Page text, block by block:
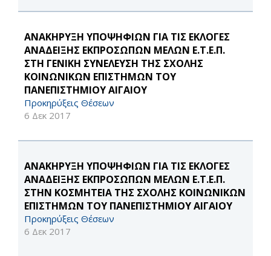
ΑΝΑΚΗΡΥΞΗ ΥΠΟΨΗΦΙΩΝ ΓΙΑ ΤΙΣ ΕΚΛΟΓΕΣ
ΑΝΑΔΕΙΞΗΣ ΕΚΠΡΟΣΩΠΩΝ ΜΕΛΩΝ Ε.Τ.Ε.Π.
ΣΤΗ ΓΕΝΙΚΗ ΣΥΝΕΛΕΥΣΗ ΤΗΣ ΣΧΟΛΗΣ
ΚΟΙΝΩΝΙΚΩΝ ΕΠΙΣΤΗΜΩΝ ΤΟΥ
ΠΑΝΕΠΙΣΤΗΜΙΟΥ ΑΙΓΑΙΟΥ
Προκηρύξεις Θέσεων
6 Δεκ 2017
ΑΝΑΚΗΡΥΞΗ ΥΠΟΨΗΦΙΩΝ ΓΙΑ ΤΙΣ ΕΚΛΟΓΕΣ
ΑΝΑΔΕΙΞΗΣ ΕΚΠΡΟΣΩΠΩΝ ΜΕΛΩΝ Ε.Τ.Ε.Π.
ΣΤΗΝ ΚΟΣΜΗΤΕΙΑ ΤΗΣ ΣΧΟΛΗΣ ΚΟΙΝΩΝΙΚΩΝ
ΕΠΙΣΤΗΜΩΝ ΤΟΥ ΠΑΝΕΠΙΣΤΗΜΙΟΥ ΑΙΓΑΙΟΥ
Προκηρύξεις Θέσεων
6 Δεκ 2017